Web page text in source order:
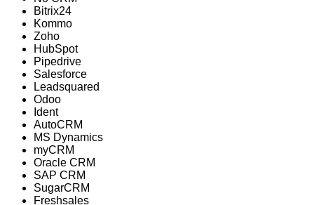
Bitrix24
Kommo
Zoho
HubSpot
Pipedrive
Salesforce
Leadsquared
Odoo
Ident
AutoCRM
MS Dynamics
myCRM
Oracle CRM
SAP CRM
SugarCRM
Freshsales